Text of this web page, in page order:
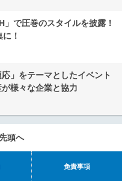
で圧巻のスタイルを披露！
！
」をテーマとしたイベント
様々な企業と協力
頭へ
免責事項